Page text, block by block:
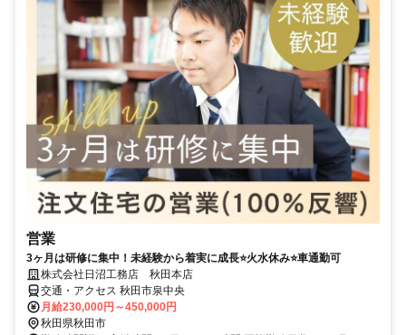
営業
3ヶ月は研修に集中！未経験から着実に成長⭐火水休み⭐車通勤可
株式会社日沼工務店 秋田本店
交通・アクセス 秋田市泉中央
月給230,000円～450,000円
秋田県秋田市